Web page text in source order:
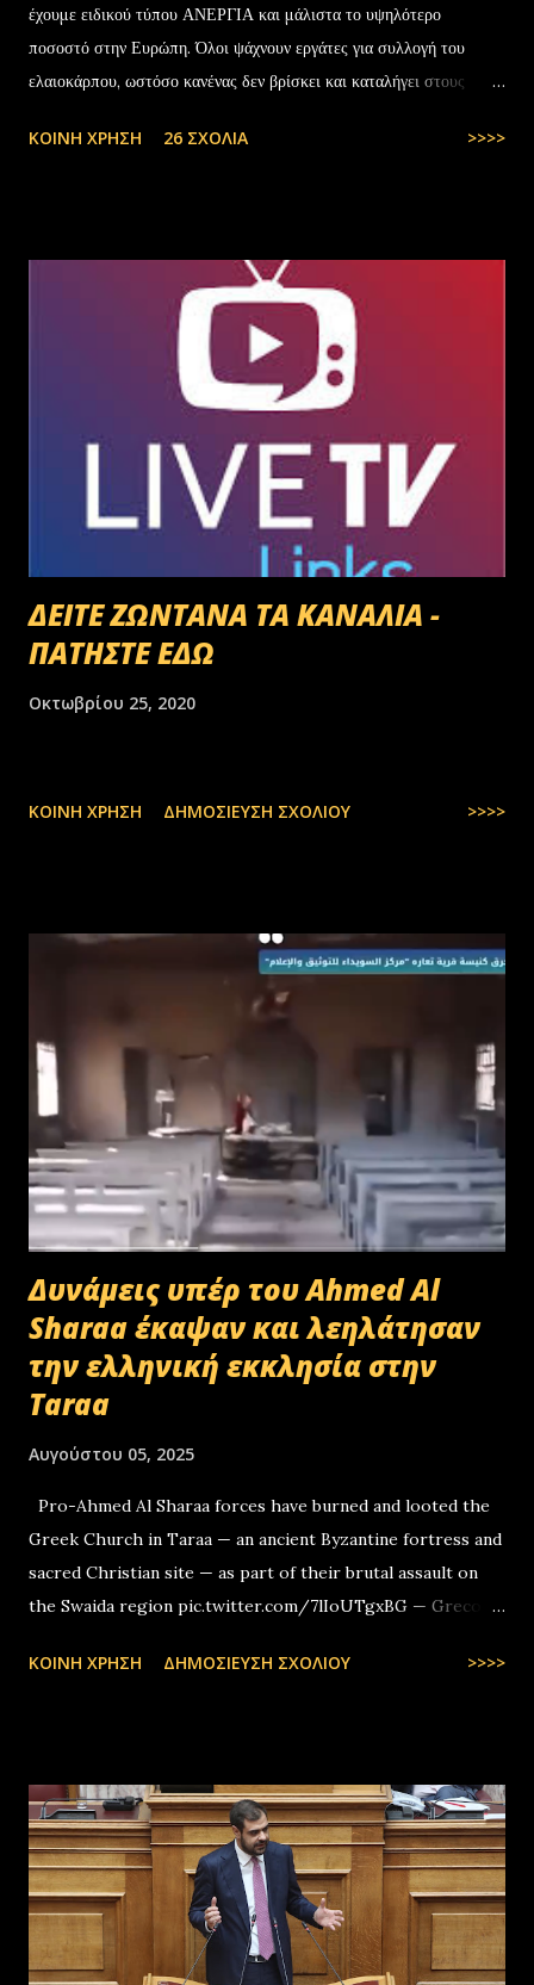
έχουμε ειδικού τύπου ΑΝΕΡΓΙΑ και μάλιστα το υψηλότερο
ποσοστό στην Ευρώπη. Όλοι ψάχνουν εργάτες για συλλογή του
ελαιοκάρπου, ωστόσο κανένας δεν βρίσκει και καταλήγει στους
στην Ελλάδα, πάλι δεν μας φτάνουν. Στην Ελλάδα του 1.000.000
ΚΟΙΝΉ ΧΡΉΣΗ 26 ΣΧΌΛΙΑ >>>>
ΔΕΙΤΕ ΖΩΝΤΑΝΑ ΤΑ ΚΑΝΑΛΙΑ -
ΠΑΤΗΣΤΕ ΕΔΩ
Οκτωβρίου 25, 2020
ΚΟΙΝΉ ΧΡΉΣΗ ΔΗΜΟΣΊΕΥΣΗ ΣΧΟΛΊΟΥ >>>>
Δυνάμεις υπέρ του Ahmed Al
Sharaa έκαψαν και λεηλάτησαν
την ελληνική εκκλησία στην
Taraa
Αυγούστου 05, 2025
Pro-Ahmed Al Sharaa forces have burned and looted the
Greek Church in Taraa — an ancient Byzantine fortress and
sacred Christian site — as part of their brutal assault on
the Swaida region pic.twitter.com/7lIoUTgxBG — Greco-
ΚΟΙΝΉ ΧΡΉΣΗ ΔΗΜΟΣΊΕΥΣΗ ΣΧΟΛΊΟΥ >>>>